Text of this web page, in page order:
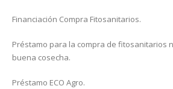
Financiación Compra Fitosanitarios.
Préstamo para la compra de fitosanitarios
buena cosecha.
Préstamo ECO Agro.